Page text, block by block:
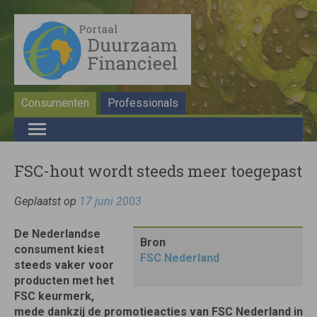
Consumenten Professionals
FSC-hout wordt steeds meer toegepast
Geplaatst op 17 juni 2003
Bron
FSC Nederland
De Nederlandse
consument kiest
steeds vaker voor
producten met het
FSC keurmerk,
mede dankzij de promotieacties van FSC Nederland in